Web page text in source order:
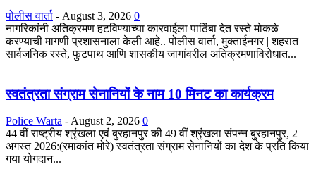
पोलीस वार्ता - August 3, 2026 0
नागरिकांनी अतिक्रमण हटविण्याच्या कारवाईला पाठिंबा देत रस्ते मोकळे
करण्याची मागणी प्रशासनाला केली आहे.. पोलीस वार्ता, मुक्ताईनगर | शहरात
सार्वजनिक रस्ते, फुटपाथ आणि शासकीय जागांवरील अतिक्रमणाविरोधात...
स्वतंत्रता संग्राम सेनानियों के नाम 10 मिनट का कार्यक्रम
Police Warta - August 2, 2026 0
44 वीं राष्ट्रीय श्रृंखला एवं बुरहानपुर की 49 वीं श्रृंखला संपन्न बुरहानपुर, 2
अगस्त 2026:(रमाकांत मोरे) स्वतंत्रता संग्राम सेनानियों का देश के प्रति किया
गया योगदान...